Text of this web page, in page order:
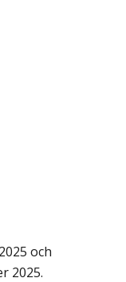
och
2025.